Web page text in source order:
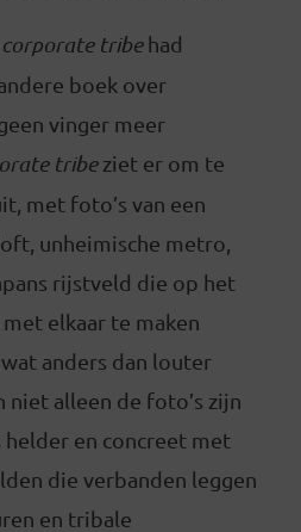
corporate tribehad
boek over
vinger meer
tribeziet er om te
met foto’s van een
unheimische metro,
rijstveld die op het
elkaar te maken
anders dan louter
niet alleen de foto’s zijn
helder en concreet met
die verbanden leggen
en tribale